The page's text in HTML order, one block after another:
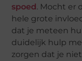
spoed. Mocht er
hele grote
dat je meteen
duidelijk hulp
zorgen dat je